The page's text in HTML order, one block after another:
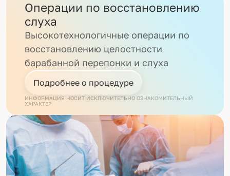
Операции по восстановлению
слуха
Высокотехнологичные операции по
восстановлению целостности
барабанной перепонки и слуха
Подробнее о процедуре
ИНФОРМАЦИЯ НОСИТ ИСКЛЮЧИТЕЛЬНО ОЗНАКОМИТЕЛЬНЫЙ
ХАРАКТЕР